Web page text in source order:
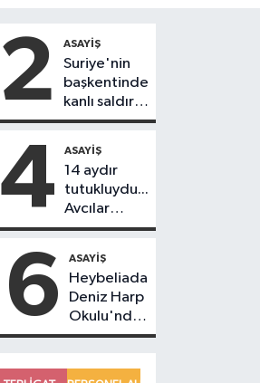
2 ASAYIŞ
Suriye'nin
başkentinde
kanlı saldırı!
Yolcu
çok sayıda
ölü ve yaralı
var
4 ASAYIŞ
14 aydır
tutukluydu...
Avcılar
Belediye
Utku Caner
Çankaya
tahliye
edildi!
6 ASAYIŞ
Heybeliada
Deniz Harp
Okulu'nda
korkutan
Alevlere